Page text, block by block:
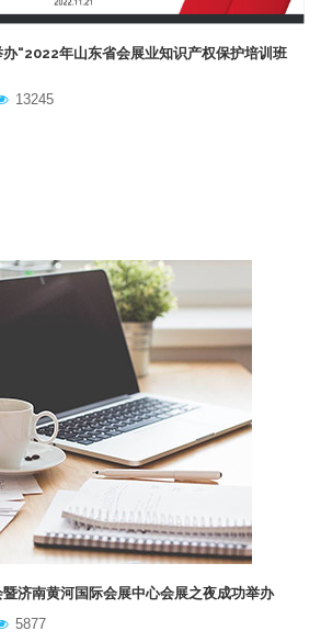
“2022年山东省会展业知识产权保护培训班
13245
济南黄河国际会展中心会展之夜成功举办
5877